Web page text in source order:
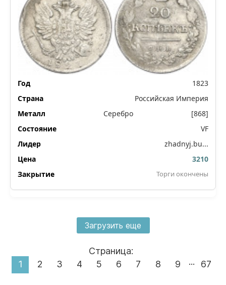
1823
Российская Империя
Серебро
[868]
VF
zhadnyj.bu...
3210
Торги окончены
Загрузить еще
Страница:
1
2 3 4 5 6 7 8 9 ... 67